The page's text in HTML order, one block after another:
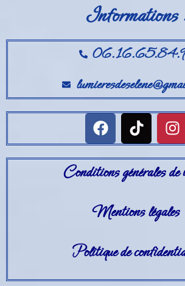
Informations
Conditions générales de
Mentions légales
Politique de